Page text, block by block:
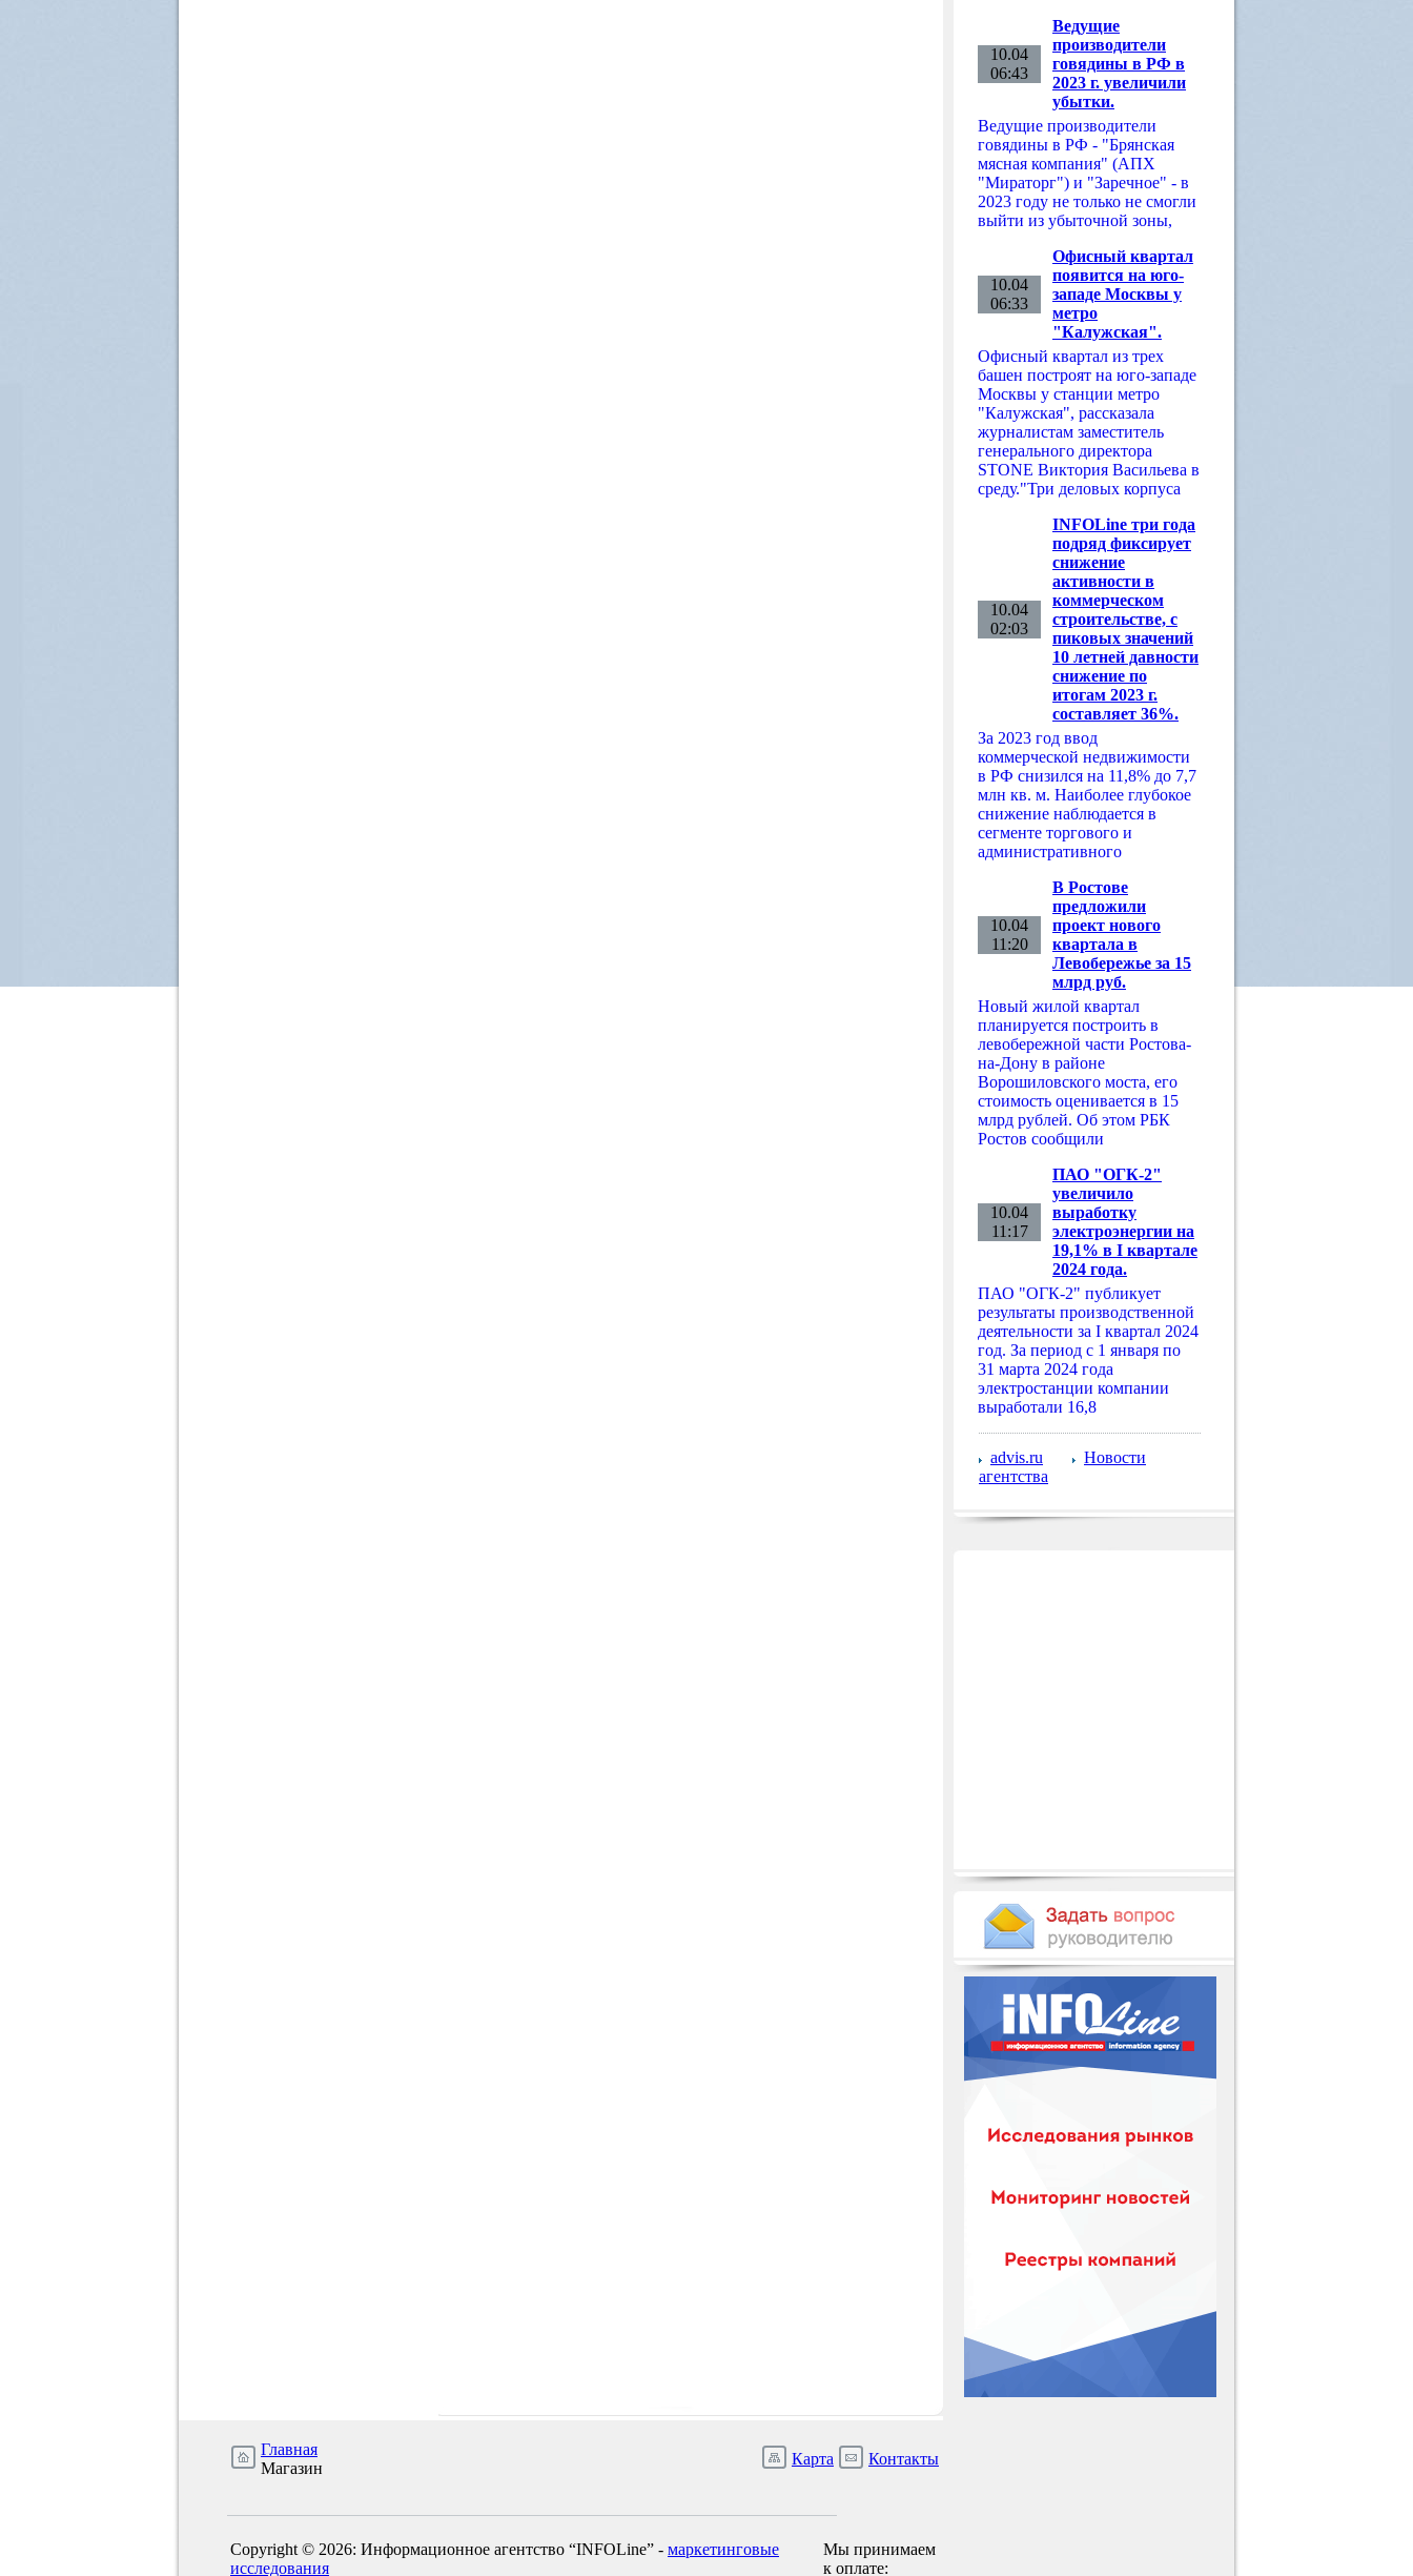
10.04
06:43
Ведущие
производители
говядины в РФ в
2023 г. увеличили
убытки.
Ведущие производители
говядины в РФ - "Брянская
мясная компания" (АПХ
"Мираторг") и "Заречное" - в
2023 году не только не смогли
выйти из убыточной зоны,
10.04
06:33
Офисный квартал
появится на юго-
западе Москвы у
метро
"Калужская".
Офисный квартал из трех
башен построят на юго-западе
Москвы у станции метро
"Калужская", рассказала
журналистам заместитель
генерального директора
STONE Виктория Васильева в
среду."Три деловых корпуса
10.04
02:03
INFOLine три года
подряд фиксирует
снижение
активности в
коммерческом
строительстве, с
пиковых значений
10 летней давности
снижение по
итогам 2023 г.
составляет 36%.
За 2023 год ввод
коммерческой недвижимости
в РФ снизился на 11,8% до 7,7
млн кв. м. Наиболее глубокое
снижение наблюдается в
сегменте торгового и
административного
10.04
11:20
В Ростове
предложили
проект нового
квартала в
Левобережье за 15
млрд руб.
Новый жилой квартал
планируется построить в
левобережной части Ростова-
на-Дону в районе
Ворошиловского моста, его
стоимость оценивается в 15
млрд рублей. Об этом РБК
Ростов сообщили
10.04
11:17
ПАО "ОГК-2"
увеличило
выработку
электроэнергии на
19,1% в I квартале
2024 года.
ПАО "ОГК-2" публикует
результаты производственной
деятельности за I квартал 2024
год. За период с 1 января по
31 марта 2024 года
электростанции компании
выработали 16,8
advis.ru
Новости
агентства
Главная
Магазин
Карта Контакты
Copyright © 2026: Информационное агентство “INFOLine” - маркетинговые
исследования
Мы принимаем
к оплате: